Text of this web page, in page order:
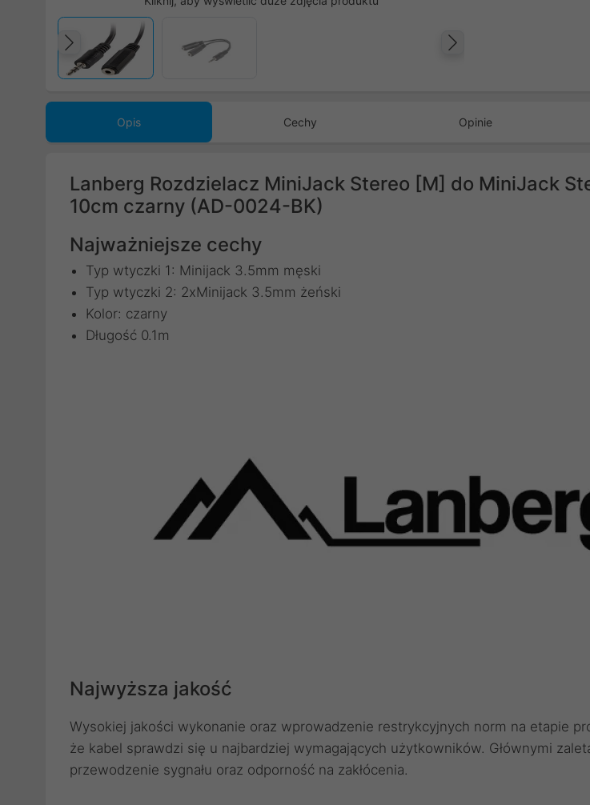
Poprzedni
Opis Cechy Opinie
Lanberg Rozdzielacz MiniJack Stereo [M] do MiniJack
10cm czarny (AD-0024-BK)
Najważniejsze cechy
Typ wtyczki 1: Minijack 3.5mm męski
Typ wtyczki 2: 2xMinijack 3.5mm żeński
Kolor: czarny
Długość 0.1m
Najwyższa jakość
Wysokiej jakości wykonanie oraz wprowadzenie restrykcyjnych norm na etapie
że kabel sprawdzi się u najbardziej wymagających użytkowników. Głównymi
przewodzenie sygnału oraz odporność na zakłócenia.